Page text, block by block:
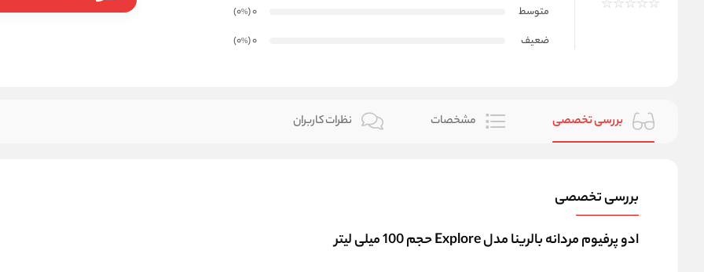
متوسط
0
(0
%
)
ضعیف
0
(0
%
)
بررسی تخصصی مشخصات نظرات کاربران
بررسی تخصصی
ادو پرفیوم مردانه بالرینا مدل Explore حجم 100 میلی لیتر